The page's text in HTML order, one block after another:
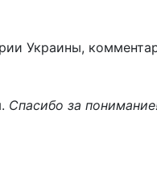
Украины,
Спасибо за